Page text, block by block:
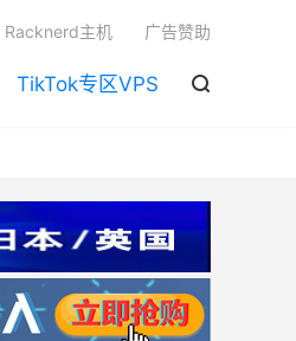
TikTok专区VPS 
Racknerd主机 广告赞助